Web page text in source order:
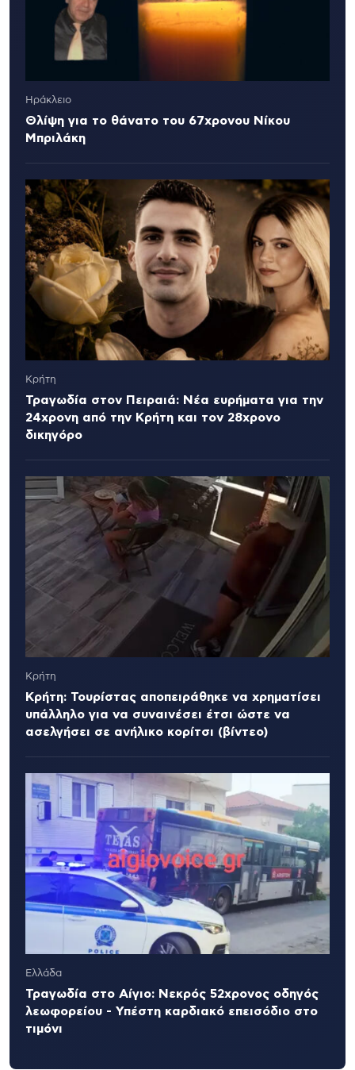
Ηράκλειο
Θλίψη για το θάνατο του 67χρονου Νίκου
Μπριλάκη
Κρήτη
Τραγωδία στον Πειραιά: Νέα ευρήματα για την
24χρονη από την Κρήτη και τον 28χρονο
δικηγόρο
Κρήτη
Κρήτη: Τουρίστας αποπειράθηκε να χρηματίσει
υπάλληλο για να συναινέσει έτσι ώστε να
ασελγήσει σε ανήλικο κορίτσι (βίντεο)
Ελλάδα
Τραγωδία στο Αίγιο: Νεκρός 52χρονος οδηγός
λεωφορείου - Υπέστη καρδιακό επεισόδιο στο
τιμόνι